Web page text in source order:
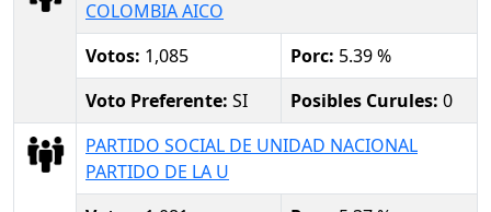
COLOMBIA AICO
Votos: 1,085 Porc: 5.39 %
Voto Preferente: SI Posibles Curules: 0
PARTIDO SOCIAL DE UNIDAD NACIONAL
PARTIDO DE LA U